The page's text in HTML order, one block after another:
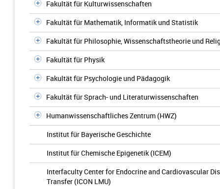
Fakultät für Kulturwissenschaften
Fakultät für Mathematik, Informatik und Statistik
Fakultät für Philosophie, Wissenschaftstheorie und
Fakultät für Physik
Fakultät für Psychologie und Pädagogik
Fakultät für Sprach- und Literaturwissenschaften
Humanwissenschaftliches Zentrum (HWZ)
Institut für Bayerische Geschichte
Institut für Chemische Epigenetik (ICEM)
Interfaculty Center for Endocrine and Cardiovascular
Transfer (ICON LMU)